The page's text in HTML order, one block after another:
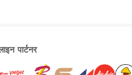
पार्टनर